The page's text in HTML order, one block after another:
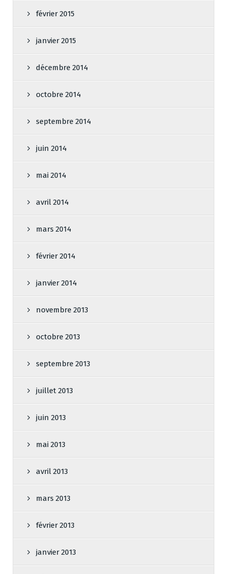
février 2015
janvier 2015
décembre 2014
octobre 2014
septembre 2014
juin 2014
mai 2014
avril 2014
mars 2014
février 2014
janvier 2014
novembre 2013
octobre 2013
septembre 2013
juillet 2013
juin 2013
mai 2013
avril 2013
mars 2013
février 2013
janvier 2013